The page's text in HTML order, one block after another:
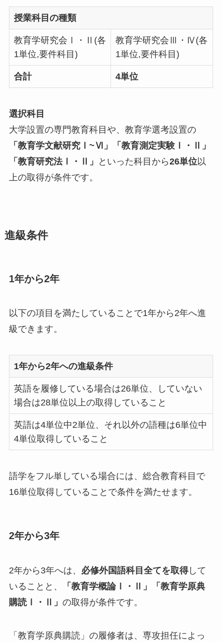
授業科目の種類
教育学研究会Ⅰ・Ⅱ(各
1単位,要件科目)
教育学研究会Ⅲ・Ⅳ(各
1単位,要件科目)
合計 4単位
選択科目
大学設置の専門教育科目や、教育学選考設置の
「教育学文献研究Ⅰ~Ⅵ」「教育測定実験Ⅰ・Ⅱ」
「教育研究法Ⅰ・Ⅱ」
といった科目から26単位 以
上の取得が条件です。
進級条件
1年から2年
以下の項目を満たしていることで1年から2年へ進
級できます。
1年から2年への進級条件
英語を履修している場合は26単位、していない
場合は28単位以上の取得していること
英語は4単位中2単位、それ以外の語種は6単位中
4単位取得していること
語学をフル単している場合には、総合教育科目で
16単位取得していることで条件を満たせます。
2年から3年
2年から3年へは、 必修外国語科目全てを取得して
いることと、
「教育学概論Ⅰ・Ⅱ」「教育学原典
購読Ⅰ・Ⅱ」 の取得が条件です。
「教育学原典購読」の履修者は、専攻担任によっ